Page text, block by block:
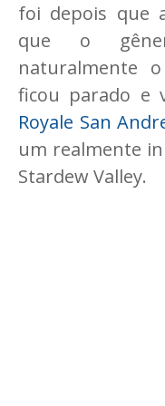
foi depois que
que o
naturalmente o
ficou parado e
Royale San
um realmente
Stardew Valley.